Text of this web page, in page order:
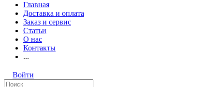
Главная
Доставка и оплата
Заказ и сервис
Статьи
О нас
Контакты
...
Войти